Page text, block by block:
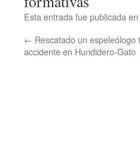
Esta entrada fue publicada en
← Rescatado un espeleólogo
accidente en Hundidero-Gato